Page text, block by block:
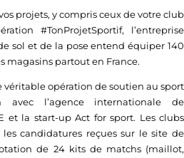
projets, y compris ceux de votre club
#TonProjetSportif, l’entreprise
sol et de la pose entend équiper 140
magasins partout en France.
véritable opération de soutien au sport
avec l’agence internationale de
et la start-up Act for sport. Les clubs
candidatures reçues sur le site de
de 24 kits de matchs (maillot,